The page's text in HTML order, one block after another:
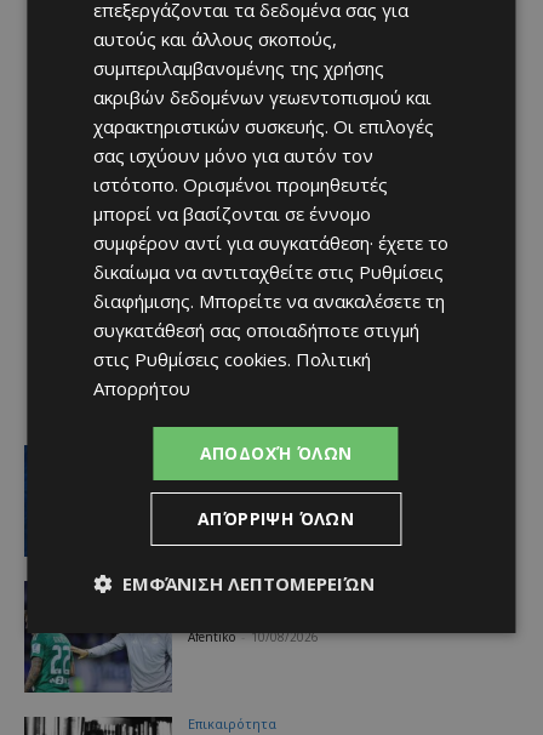
Αθλητικά
Ξανά Απολλωνίστας ο Σταύρου!
Αθλητικά
Afentiko - 10/08/2026
Επικαιρότητα
επεξεργάζονται τα δεδομένα σας για
αυτούς και άλλους σκοπούς,
συμπεριλαμβανομένης της χρήσης
ακριβών δεδομένων γεωεντοπισμού και
χαρακτηριστικών συσκευής. Οι επιλογές
σας ισχύουν μόνο για αυτόν τον
ιστότοπο. Ορισμένοι προμηθευτές
μπορεί να βασίζονται σε έννομο
συμφέρον αντί για συγκατάθεση· έχετε το
δικαίωμα να αντιταχθείτε στις Ρυθμίσεις
διαφήμισης. Μπορείτε να ανακαλέσετε τη
συγκατάθεσή σας οποιαδήποτε στιγμή
στις Ρυθμίσεις cookies. Πολιτική
Απορρήτου
ΑΠΟΔΟΧΉ ΌΛΩΝ
ΑΠΌΡΡΙΨΗ ΌΛΩΝ
ΕΜΦΆΝΙΣΗ ΛΕΠΤΟΜΕΡΕΙΏΝ